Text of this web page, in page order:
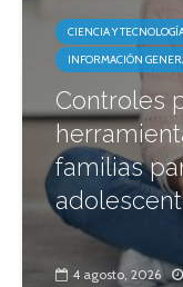
CIENCIA Y
INFORMACIÓN
Controles
familias
4 agosto, 2026